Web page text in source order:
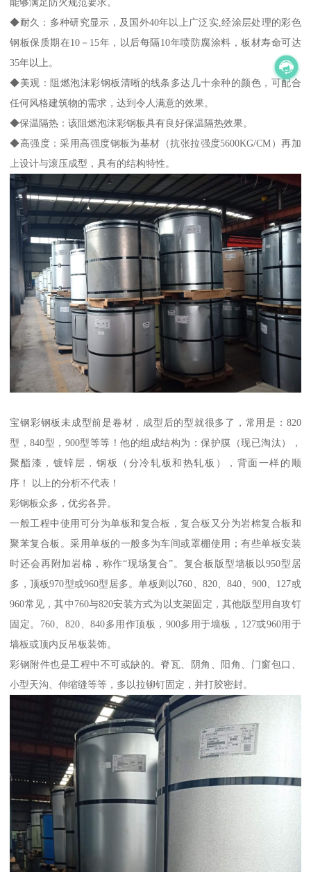
◆耐久：多种研究显示，及国外40年以上广泛实,经涂层处理的彩色
钢板保质期在10－15年，以后每隔10年喷防腐涂料，板材寿命可达
35年以上。
◆美观：阻燃泡沫彩钢板清晰的线条多达几十余种的颜色，可配合
任何风格建筑物的需求，达到令人满意的效果。
◆保温隔热：该阻燃泡沫彩钢板具有良好保温隔热效果。
◆高强度：采用高强度钢板为基材（抗张拉强度5600KG/CM）再加
上设计与滚压成型，具有的结构特性。
宝钢彩钢板未成型前是卷材，成型后的型就很多了，常用是：820
型，840型，900型等等！他的组成结构为：保护膜（现已淘汰），
聚酯漆，镀锌层，钢板（分冷轧板和热轧板），背面一样的顺
序！ 以上的分析不代表！
彩钢板众多，优劣各异。
一般工程中使用可分为单板和复合板，复合板又分为岩棉复合板和
聚苯复合板。采用单板的一般多为车间或罩棚使用；有些单板安装
时还会再附加岩棉，称作“现场复合”。复合板版型墙板以950型居
多，顶板970型或960型居多。单板则以760、820、840、900、127或
960常见，其中760与820安装方式为以支架固定，其他版型用自攻钉
固定。760、820、840多用作顶板，900多用于墙板，127或960用于
墙板或顶内反吊板装饰。
彩钢附件也是工程中不可或缺的。脊瓦、阴角、阳角、门窗包口、
小型天沟、伸缩缝等等，多以拉铆钉固定，并打胶密封。